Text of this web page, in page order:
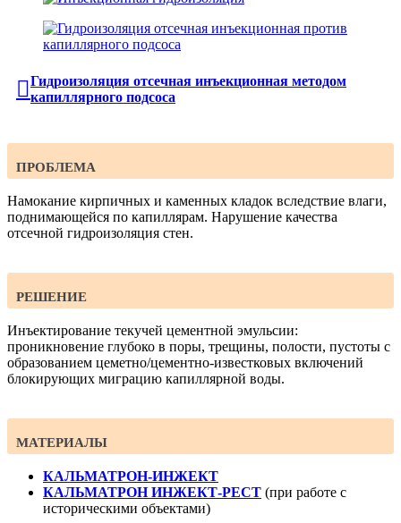
Гидроизоляция отсечная инъекционная методом
капиллярного подсоса
ПРОБЛЕМА
Намокание кирпичных и каменных кладок вследствие влаги,
поднимающейся по капиллярам. Нарушение качества
отсечной гидроизоляция стен.
РЕШЕНИЕ
Инъектирование текучей цементной эмульсии:
проникновение глубоко в поры, трещины, полости, пустоты с
образованием цеметно/цементно-известковых включений
блокирующих миграцию капиллярной воды.
МАТЕРИАЛЫ
КАЛЬМАТРОН-ИНЖЕКТ
КАЛЬМАТРОН ИНЖЕКТ-РЕСТ (при работе с
историческими объектами)